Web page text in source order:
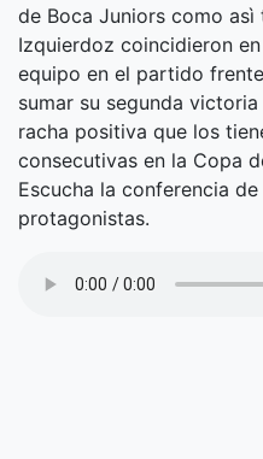
de Boca Juniors como
Izquierdoz coincidieron
equipo en el partido
sumar su segunda
racha positiva que los
consecutivas en la Copa
Escucha la conferencia
protagonistas.